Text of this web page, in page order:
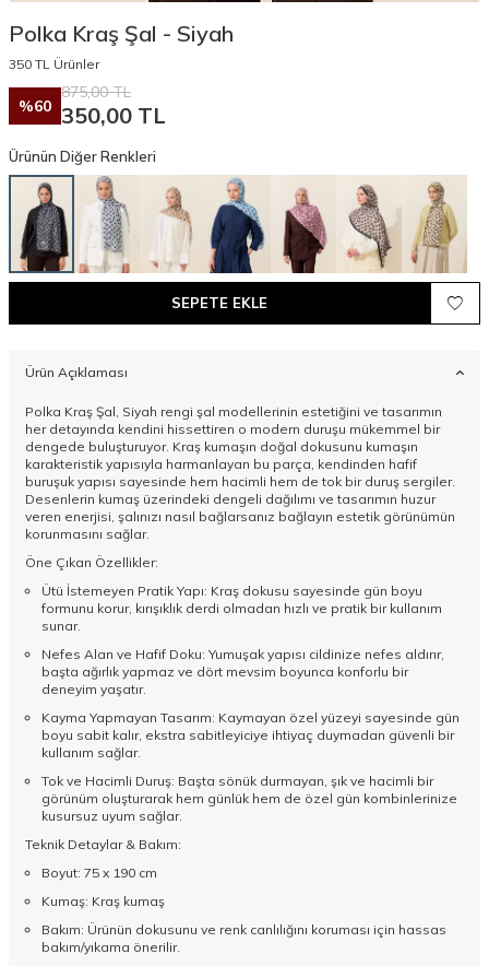
Polka Kraş Şal - Siyah
350 TL Ürünler
%60
875,00TL
350,00 TL
Ürünün Diğer Renkleri
SEPETE EKLE
Ürün Açıklaması
Polka Kraş Şal, Siyah rengi şal modellerinin estetiğini ve tasarımın
her detayında kendini hissettiren o modern duruşu mükemmel bir
dengede buluşturuyor. Kraş kumaşın doğal dokusunu kumaşın
karakteristik yapısıyla harmanlayan bu parça, kendinden hafif
buruşuk yapısı sayesinde hem hacimli hem de tok bir duruş sergiler.
Desenlerin kumaş üzerindeki dengeli dağılımı ve tasarımın huzur
veren enerjisi, şalınızı nasıl bağlarsanız bağlayın estetik görünümün
korunmasını sağlar.
Öne Çıkan Özellikler:
Ütü İstemeyen Pratik Yapı: Kraş dokusu sayesinde gün boyu
formunu korur, kırışıklık derdi olmadan hızlı ve pratik bir kullanım
sunar.
Nefes Alan ve Hafif Doku: Yumuşak yapısı cildinize nefes aldırır,
başta ağırlık yapmaz ve dört mevsim boyunca konforlu bir
deneyim yaşatır.
Kayma Yapmayan Tasarım: Kaymayan özel yüzeyi sayesinde gün
boyu sabit kalır, ekstra sabitleyiciye ihtiyaç duymadan güvenli bir
kullanım sağlar.
Tok ve Hacimli Duruş: Başta sönük durmayan, şık ve hacimli bir
görünüm oluşturarak hem günlük hem de özel gün kombinlerinize
kusursuz uyum sağlar.
Teknik Detaylar & Bakım:
Boyut: 75 x 190 cm
Kumaş: Kraş kumaş
Bakım: Ürünün dokusunu ve renk canlılığını koruması için hassas
bakım/yıkama önerilir.